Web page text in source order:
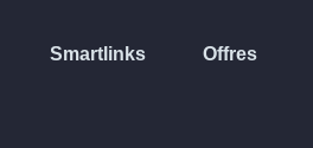
Smartlinks Offres